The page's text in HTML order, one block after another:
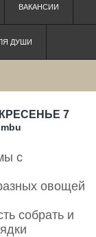
ВАКАНСИИ
ДУШИ
7
с
овощей
собрать и